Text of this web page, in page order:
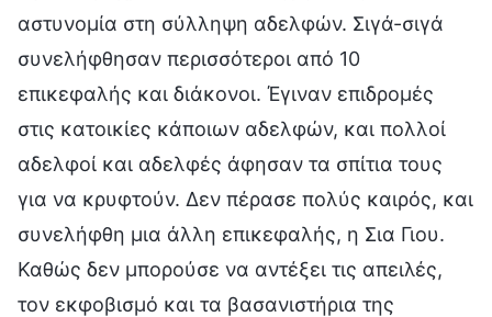
αστυνομία στη σύλληψη αδελφών. Σιγά-σιγά
συνελήφθησαν περισσότεροι από 10
επικεφαλής και διάκονοι. Έγιναν επιδρομές
στις κατοικίες κάποιων αδελφών, και πολλοί
αδελφοί και αδελφές άφησαν τα σπίτια τους
για να κρυφτούν. Δεν πέρασε πολύς καιρός, και
συνελήφθη μια άλλη επικεφαλής, η Σια Γιου.
Καθώς δεν μπορούσε να αντέξει τις απειλές,
τον εκφοβισμό και τα βασανιστήρια της